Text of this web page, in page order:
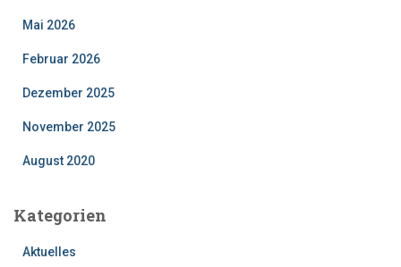
Mai 2026
Februar 2026
Dezember 2025
November 2025
August 2020
Kategorien
Aktuelles